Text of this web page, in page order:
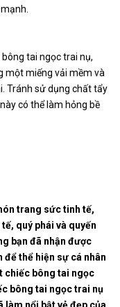
tai ngọc trai nụ,
một miếng vải mềm và
Tránh sử dụng chất tẩy
có thể làm hỏng bề
trang sức tinh tế,
quý phái và quyến
bạn đã nhận được
thể hiện sự cá nhân
chiếc bông tai ngọc
bông tai ngọc trai nụ